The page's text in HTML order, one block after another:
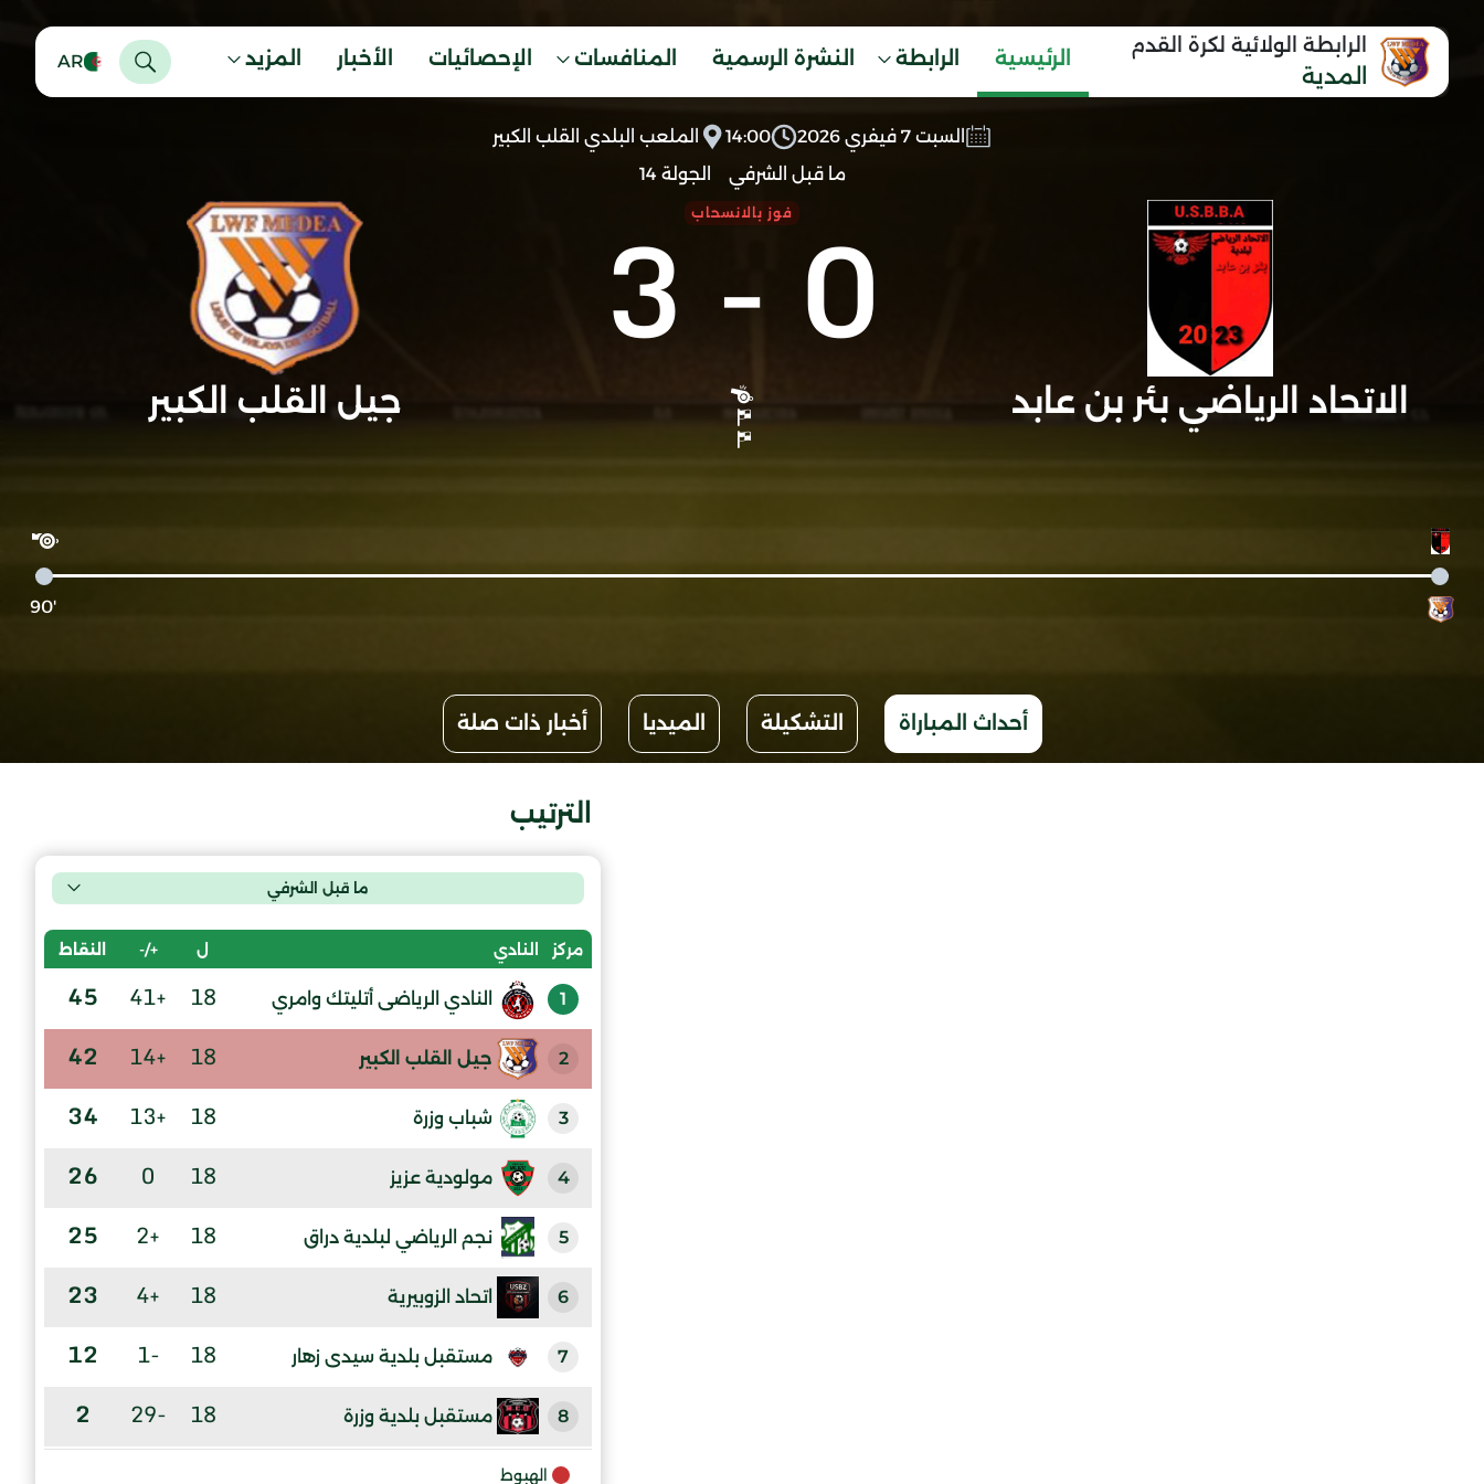
الرابطة الولائية لكرة القدم
المدية
الرئيسية الرابطة النشرة الرسمية المنافسات الإحصائيات الأخبار المزيد AR
السبت 7 فيفري 2026 14:00
الملعب البلدي القلب الكبير
ما قبل الشرفي
الجولة 14
الاتحاد الرياضي بئر بن عابد
0
-
3 فوز بالانسحاب
جيل القلب الكبير
'90
أحداث المباراة التشكيلة الميديا أخبار ذات صلة
الترتيب
ما قبل الشرفي
مركز النادي ل +/- النقاط
1 النادي الرياضى أتليتك وامري 18
+41
45
2 جيل القلب الكبير 18
+14
42
3 شباب وزرة 18
+13
34
4 مولودية عزيز 18
0
26
5 نجم الرياضي لبلدية دراق 18
+2
25
6 اتحاد الزوبيرية 18
+4
23
7 مستقبل بلدية سيدى زهار 18
-1
12
8 مستقبل بلدية وزرة 18
-29
2
9 الهبوط